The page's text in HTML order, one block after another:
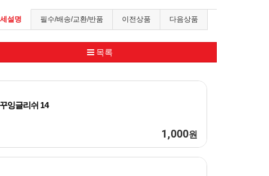
설명 필수/배송/교환/반품 이전상품 다음상품
목록
잉글리쉬 14
1,000원